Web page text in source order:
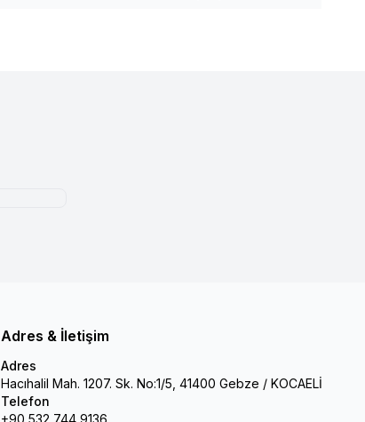
Adres & İletişim
Adres
Hacıhalil Mah. 1207. Sk. No:1/5, 41400 Gebze / KOCAELİ
Telefon
+90 532 744 9136